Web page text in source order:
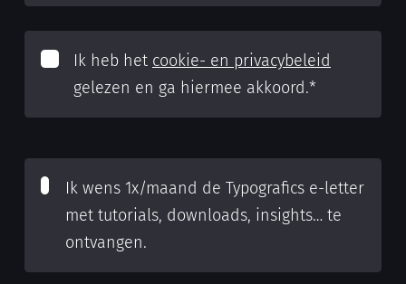
Ik heb het cookie- en privacybeleid
gelezen en ga hiermee akkoord.*
Ik wens 1x/maand de Typografics e-letter
met tutorials, downloads, insights… te
ontvangen.